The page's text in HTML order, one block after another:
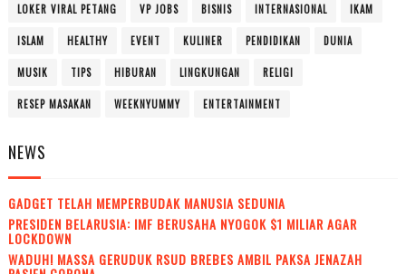
LOKER VIRAL PETANG VP JOBS BISNIS INTERNASIONAL IKAM
ISLAM HEALTHY EVENT KULINER PENDIDIKAN DUNIA
MUSIK TIPS HIBURAN LINGKUNGAN RELIGI
RESEP MASAKAN WEEKNYUMMY ENTERTAINMENT
NEWS
GADGET TELAH MEMPERBUDAK MANUSIA SEDUNIA
PRESIDEN BELARUSIA: IMF BERUSAHA NYOGOK $1 MILIAR AGAR
LOCKDOWN
WADUH! MASSA GERUDUK RSUD BREBES AMBIL PAKSA JENAZAH